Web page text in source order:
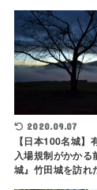
2020.09.07
【日本100名城】
入場規制がかかる
城』竹田城を訪れ